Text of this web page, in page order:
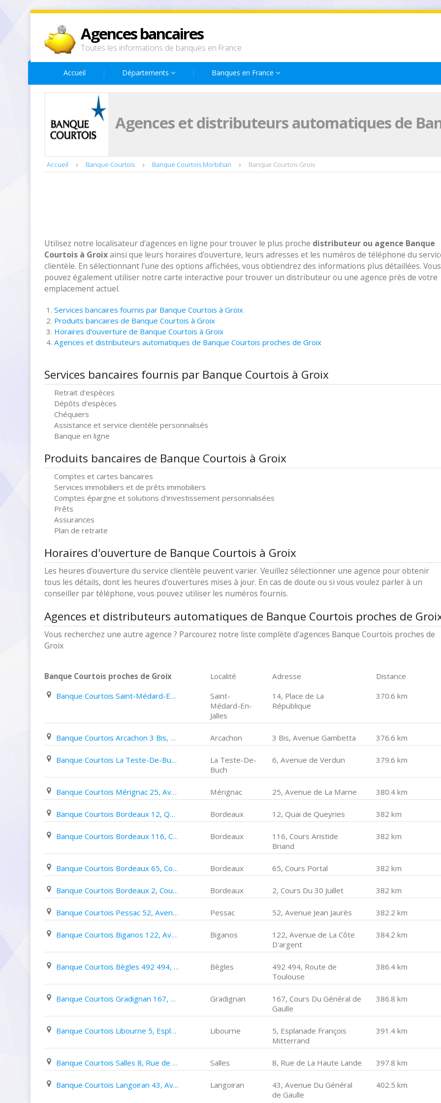
Agences bancaires
Toutes les informations de banques en France
Accueil Départements Banques en France
Agences et distributeurs automatiques de
Accueil Banque Courtois Banque Courtois Morbihan Banque Courtois Groix
Utilisez notre localisateur d'agences en ligne pour trouver le plus proche distributeur ou agence Banque
Courtois à Groixainsi que leurs horaires d'ouverture, leurs adresses et les numéros de téléphone du
clientèle. En sélectionnant l'une des options affichées, vous obtiendrez des informations plus détaillées. Vous
pouvez également utiliser notre carte interactive pour trouver un distributeur ou une agence près de votre
emplacement actuel.
Services bancaires fournis par Banque Courtois à Groix
Produits bancaires de Banque Courtois à Groix
Horaires d'ouverture de Banque Courtois à Groix
Agences et distributeurs automatiques de Banque Courtois proches de Groix
Services bancaires fournis par Banque Courtois à Groix
Retrait d'espèces
Dépôts d'espèces
Chéquiers
Assistance et service clientèle personnalisés
Banque en ligne
Produits bancaires de Banque Courtois à Groix
Comptes et cartes bancaires
Services immobiliers et de prêts immobiliers
Comptes épargne et solutions d'investissement personnalisées
Prêts
Assurances
Plan de retraite
Horaires d'ouverture de Banque Courtois à Groix
Les heures d'ouverture du service clientèle peuvent varier. Veuillez sélectionner une agence pour obtenir
tous les détails, dont les heures d'ouvertures mises à jour. En cas de doute ou si vous voulez parler à un
conseiller par téléphone, vous pouvez utiliser les numéros fournis.
Agences et distributeurs automatiques de Banque Courtois proches de
Vous recherchez une autre agence ? Parcourez notre liste complète d'agences Banque Courtois proches de
Groix
Banque Courtois proches de Groix Localité Adresse
Distance
Banque Courtois Saint-Médard-En-Jalles 14, Place de La République
Saint-
Médard-En-
Jalles
14, Place de La
République
370.6 km
Banque Courtois Arcachon 3 Bis, Avenue Gambetta Arcachon 3 Bis, Avenue Gambetta 376.6 km
Banque Courtois La Teste-De-Buch 6, Avenue de Verdun
La Teste-De-
Buch
6, Avenue de Verdun 379.6 km
Banque Courtois Mérignac 25, Avenue de La Marne Mérignac 25, Avenue de La Marne 380.4 km
Banque Courtois Bordeaux 12, Quai de Queyries Bordeaux 12, Quai de Queyries 382 km
Banque Courtois Bordeaux 116, Cours Aristide Briand Bordeaux
116, Cours Aristide
Briand
382 km
Banque Courtois Bordeaux 65, Cours Portal Bordeaux 65, Cours Portal 382 km
Banque Courtois Bordeaux 2, Cours Du 30 Juillet Bordeaux 2, Cours Du 30 Juillet 382 km
Banque Courtois Pessac 52, Avenue Jean Jaurès Pessac 52, Avenue Jean Jaurès 382.2 km
Banque Courtois Biganos 122, Avenue de La Côte D'argent Biganos
122, Avenue de La Côte
D'argent
384.2 km
Banque Courtois Bègles 492 494, Route de Toulouse Bègles
492 494, Route de
Toulouse
386.4 km
Banque Courtois Gradignan 167, Cours Du Général de Gaulle Gradignan
167, Cours Du Général de
Gaulle
386.8 km
Banque Courtois Libourne 5, Esplanade François Mitterrand Libourne
5, Esplanade François
Mitterrand
391.4 km
Banque Courtois Salles 8, Rue de La Haute Lande Salles 8, Rue de La Haute Lande 397.8 km
Banque Courtois Langoiran 43, Avenue Du Général de Gaulle Langoiran
43, Avenue Du Général
de Gaulle
402.5 km